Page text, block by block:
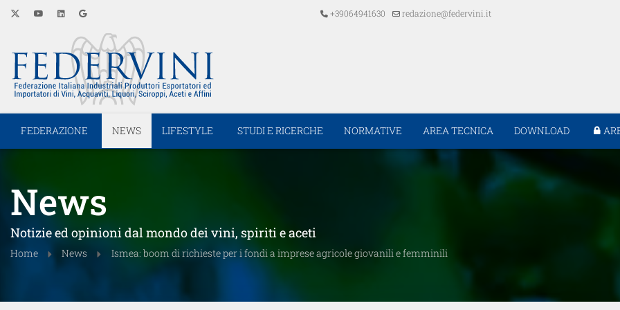
+39064941630 redazione@federvini.it
FEDERAZIONE NEWS LIFESTYLE STUDI E RICERCHE NORMATIVE AREA TECNICA DOWNLOAD
News
Notizie ed opinioni dal mondo dei vini, spiriti e aceti
Home News Ismea: boom di richieste per i fondi a imprese agricole giovanili e femminili